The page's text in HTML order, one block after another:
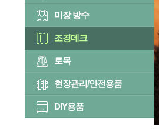
미장 방수
조경데크
토목
현장관리/안전용품
DIY용품